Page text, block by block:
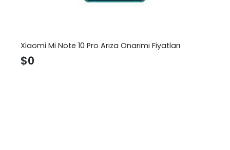
Xiaomi Mi Note 10 Pro Arıza Onarımı Fiyatları
$0